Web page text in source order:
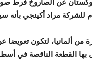
ووصفه المدير العام للشركة مراد
طائرة “يوروفايتر” المتطورة من ألمانيا،